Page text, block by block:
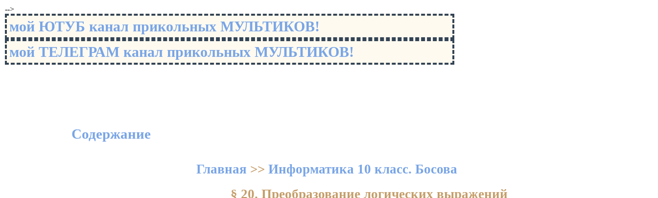
-->
мой ЮТУБ канал прикольных МУЛЬТИКОВ!
мой ТЕЛЕГРАМ канал прикольных МУЛЬТИКОВ!
Содержание
Главная >> Информатика 10 класс. Босова
§ 20. Преобразование логических выражений